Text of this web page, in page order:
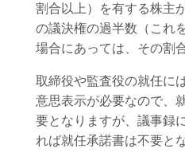
割合以上）を有する株主
の議決権の過半数（これ
場合にあっては、その割
取締役や監査役の就任に
意思表示が必要なので、
要となりますが、議事録
れば就任承諾書は不要と